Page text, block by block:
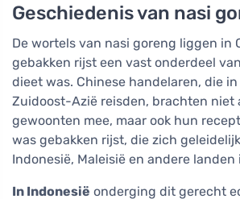
Geschiedenis van nasi
De wortels van nasi goreng liggen in
gebakken rijst een vast onderdeel
dieet was. Chinese handelaren, die
Zuidoost-Azië reisden, brachten niet
gewoonten mee, maar ook hun
was gebakken rijst, die zich
Indonesië, Maleisië en andere landen
In Indonesië onderging dit gerecht